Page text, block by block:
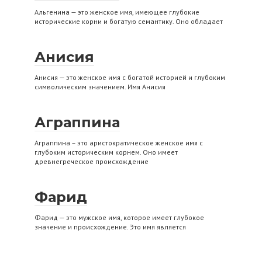
Альгенина — это женское имя, имеющее глубокие
исторические корни и богатую семантику. Оно обладает
Анисия
Анисия — это женское имя с богатой историей и глубоким
символическим значением. Имя Анисия
Аграппина
Аграппина – это аристократическое женское имя с
глубоким историческим корнем. Оно имеет
древнегреческое происхождение
Фарид
Фарид — это мужское имя, которое имеет глубокое
значение и происхождение. Это имя является